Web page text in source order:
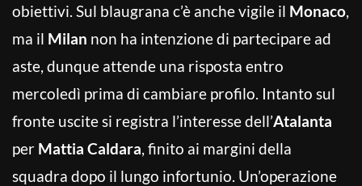
obiettivi. Sul blaugrana c’è anche vigile il Monaco,
ma il Milan non ha intenzione di partecipare ad
aste, dunque attende una risposta entro
mercoledì prima di cambiare profilo. Intanto sul
fronte uscite si registra l’interesse dell’Atalanta
per Mattia Caldara, finito ai margini della
squadra dopo il lungo infortunio. Un’operazione